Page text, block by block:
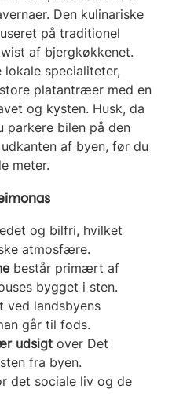
Den kulinariske
på traditionel
af bjergkøkkenet.
specialiteter,
platantræer med en
og kysten. Husk, da
parkere bilen på den
af byen, før du
meter.
og bilfri, hvilket
atmosfære.
består primært af
bygget i sten.
ved landsbyens
går til fods.
udsigt over Det
fra byen.
det sociale liv og de